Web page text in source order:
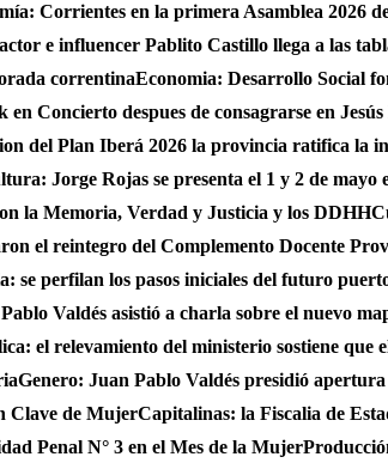
Corrientes en la primera Asamblea 2026
e influencer Pablito Castillo llega a las
correntinaEconomia: Desarrollo Social
Concierto despues de consagrarse en
del Plan Iberá 2026 la provincia ratifica la
Jorge Rojas se presenta el 1 y 2 de mayo
la Memoria, Verdad y Justicia y los DDHH
el reintegro del Complemento Docente
se perfilan los pasos iniciales del futuro
Valdés asistió a charla sobre el nuevo
el relevamiento del ministerio sostiene que
Genero: Juan Pablo Valdés presidió
Clave de MujerCapitalinas: la Fiscalia de
Penal N° 3 en el Mes de la Mujer